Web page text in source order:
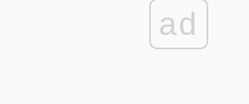
ad